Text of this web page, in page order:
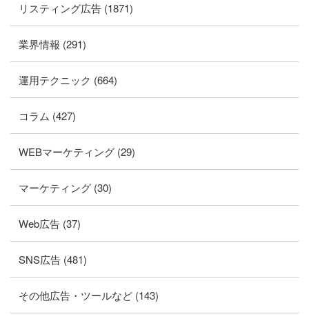
リスティング広告 (1871)
業界情報 (291)
運用テクニック (664)
コラム (427)
WEBマーケティング (29)
マーケティング (30)
Web広告 (37)
SNS広告 (481)
その他広告・ツールなど (143)